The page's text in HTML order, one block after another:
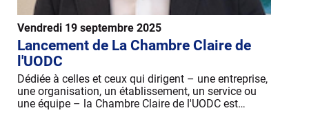
Vendredi 19 septembre 2025
Lancement de La Chambre Claire de
l'UODC
Dédiée à celles et ceux qui dirigent – une entreprise,
une organisation, un établissement, un service ou
une équipe – la Chambre Claire de l'UODC est…